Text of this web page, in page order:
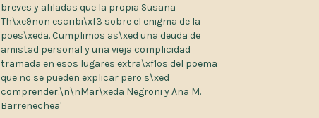
breves y afiladas que la propia Susana
Th\xe9non escribi\xf3 sobre el enigma de la
poes\xeda. Cumplimos as\xed una deuda de
amistad personal y una vieja complicidad
tramada en esos lugares extra\xf1os del poema
que no se pueden explicar pero s\xed
comprender.\n\nMar\xeda Negroni y Ana M.
Barrenechea'